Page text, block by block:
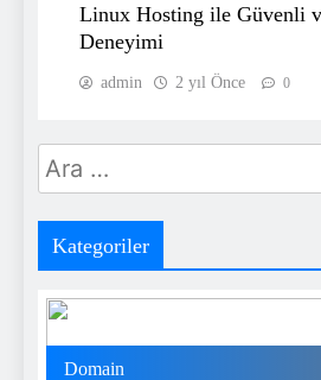
Linux Hosting ile Güvenli
Deneyimi
admin 2 yıl Önce 0
Arama:
Kategoriler
Domain